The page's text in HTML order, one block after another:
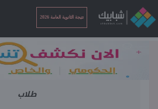
نتيجة الثانوية العامة 2026
الرئيسية
نتيجة الثانوية العامة 2026
طلاب